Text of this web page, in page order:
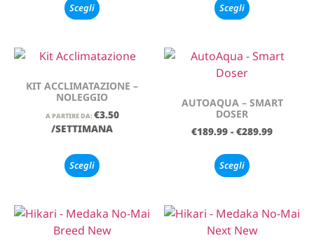
Scegli Scegli
KIT ACCLIMATAZIONE –
NOLEGGIO
A PARTIRE DA: €3.50
/SETTIMANA
Scegli
AUTOAQUA – SMART
DOSER
€189.99 - €289.99
Scegli